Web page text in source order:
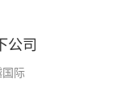
公司
国际